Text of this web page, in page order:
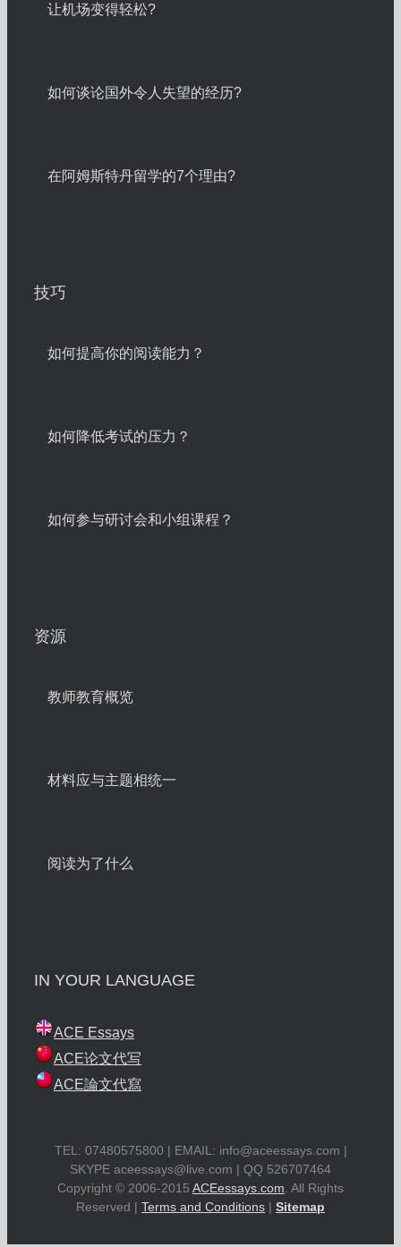
让机场变得轻松?
如何谈论国外令人失望的经历?
在阿姆斯特丹留学的7个理由?
技巧
如何提高你的阅读能力？
如何降低考试的压力？
如何参与研讨会和小组课程？
资源
教师教育概览
材料应与主题相统一
阅读为了什么
IN YOUR LANGUAGE
ACE Essays
ACE论文代写
ACE論文代寫
TEL: 07480575800 | EMAIL: info@aceessays.com |
SKYPE aceessays@live.com | QQ 526707464
Copyright © 2006-2015 ACEessays.com . All Rights
Reserved | Terms and Conditions | Sitemap